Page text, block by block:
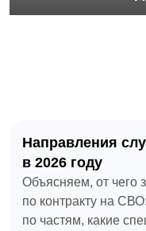
Направления
в 2026 году
Объясняем, от чего
по контракту на
по частям, какие